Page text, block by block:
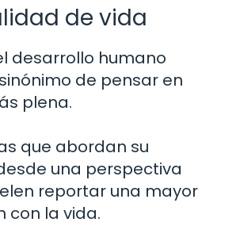
de vida
desarrollo humano
de pensar en
plena.
que abordan su
una perspectiva
reportar una mayor
con la vida.